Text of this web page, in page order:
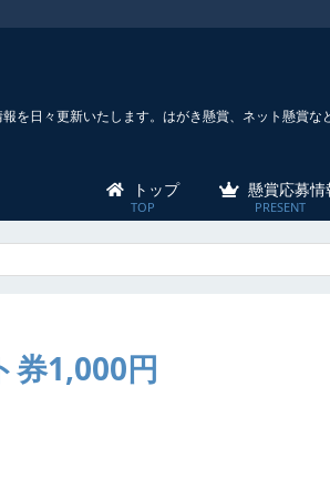
を日々更新いたします。はがき懸賞、ネット懸賞な
トップ 懸賞応募情
券1,000円